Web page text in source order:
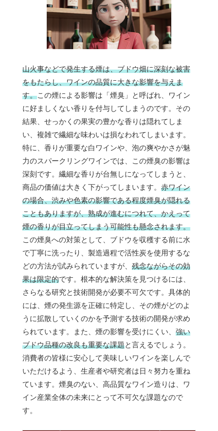
山火事などで発生する煙は、ブドウ畑に深刻な被害
をもたらし、ワインの品質に大きな影響を与えま
す。この煙による影響は「煙臭」と呼ばれ、ワイン
に好ましくない香りを付与してしまうのです。その
結果、せっかくの果実の豊かな香りは隠れてしま
い、複雑で繊細な味わいは損なわれてしまいます。
特に、香りが重要な白ワインや、泡の爽やかさが魅
力のスパークリングワインでは、この煙臭の影響は
深刻です。繊細な香りが台無しになってしまうと、
商品の価値は大きく下がってしまいます。 赤ワイン
の場合、渋みや色素の影響である程度煙臭が隠れる
こともありますが、熟成が進むにつれて、かえって
煙の香りが目立ってしまう可能性も懸念されます。
この煙臭への対策として、ブドウを収穫する前に水
で丁寧に洗ったり、製造過程で活性炭を使用するな
どの方法が試みられていますが、 残念ながらその効
果は限定的です。根本的な解決策を見つけるには、
さらなる研究と技術開発が必要不可欠です。具体的
には、煙の発生源を正確に特定し、その煙がどのよ
うに拡散していくのかを予測する技術の開発が求め
られています。また、煙の影響を受けにくい、 強い
ブドウ品種の改良も重要な課題と言えるでしょう。
消費者の皆様に安心して美味しいワインを楽しんで
いただけるよう、生産者や研究者は日々努力を重ね
ています。煙臭のない、高品質なワイン造りは、ワ
イン産業全体の未来にとって不可欠な課題なので
す。